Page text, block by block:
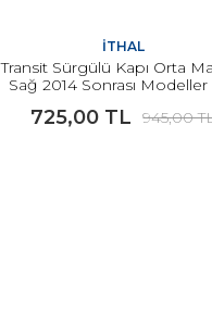
İTHAL
Transit Sürgülü Kapı Orta
Sağ 2014 Sonrası Modeller
725,00 TL 945,00